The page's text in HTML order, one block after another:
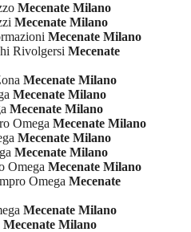
Mecenate Milano
Mecenate Milano
Mecenate Milano
Rivolgersi Mecenate
Mecenate Milano
Mecenate Milano
Mecenate Milano
Omega Mecenate Milano
Mecenate Milano
Mecenate Milano
Omega Mecenate Milano
Omega Mecenate
Mecenate Milano
Mecenate Milano